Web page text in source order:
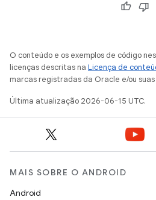
O conteúdo e os exemplos de código
licenças descritas na Licença de
marcas registradas da Oracle e/ou
Última atualização 2026-06-15 UTC.
MAIS SOBRE O ANDROID
Android